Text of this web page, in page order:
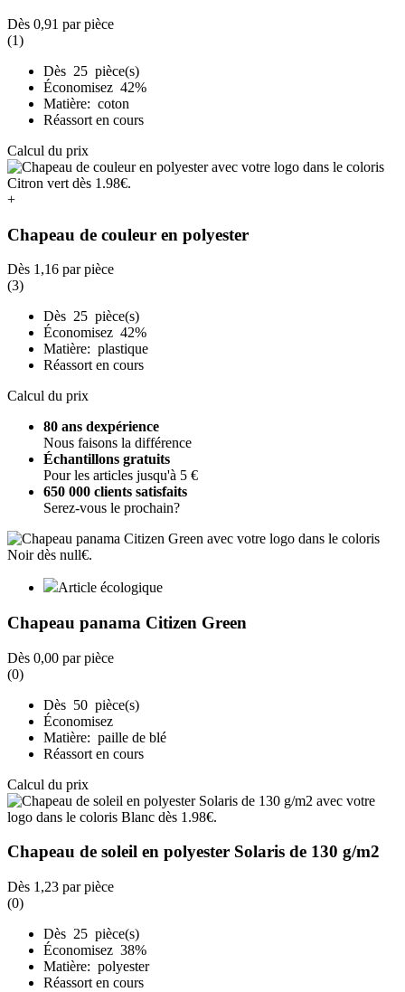
Dès 0,91 par pièce
(1)
Dès 25 pièce(s)
Économisez 42%
Matière: coton
Réassort en cours
Calcul du prix
+
Chapeau de couleur en polyester
Dès 1,16 par pièce
(3)
Dès 25 pièce(s)
Économisez 42%
Matière: plastique
Réassort en cours
Calcul du prix
80 ans dexpérience
Nous faisons la différence
Échantillons gratuits
Pour les articles jusqu'à 5 €
650 000 clients satisfaits
Serez-vous le prochain?
Article écologique
Chapeau panama Citizen Green
Dès 0,00 par pièce
(0)
Dès 50 pièce(s)
Économisez
Matière: paille de blé
Réassort en cours
Calcul du prix
Chapeau de soleil en polyester Solaris de 130 g/m2
Dès 1,23 par pièce
(0)
Dès 25 pièce(s)
Économisez 38%
Matière: polyester
Réassort en cours